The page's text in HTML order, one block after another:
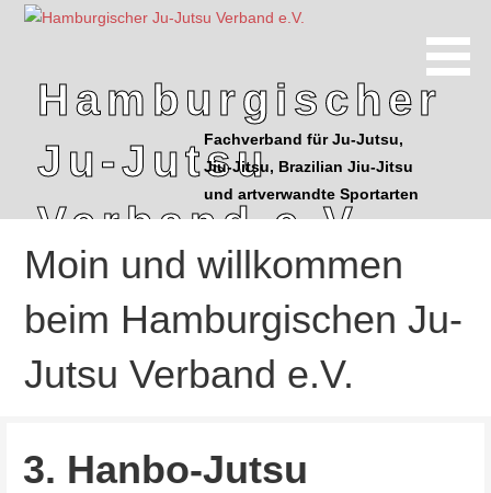
Hamburgischer
Ju-Jutsu
Verband e.V.
Fachverband für Ju-Jutsu,
Jiu-Jitsu, Brazilian Jiu-Jitsu
und artverwandte Sportarten
Moin und willkommen
beim Hamburgischen Ju-
Jutsu Verband e.V.
3. Hanbo-Jutsu